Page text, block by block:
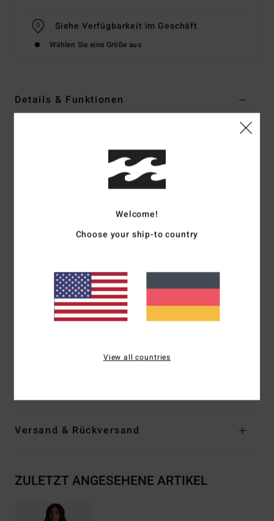
Siehe Verfügbarkeit im Geschäft
Wählen Sie eine Größe aus
Details & Funktionen
Farbcodemul
Runder Ausschnitt vorne
Bedeckung:Volle Bedeckung
Verschluss:Fester Verschluss
Branding:Logostickerei
Das Aussehen des Produkts kann sich je nach
Versand & Rückversand
ZULETZT ANGESEHENE ARTIKEL
Welcome!
Choose your ship-to country
View all countries